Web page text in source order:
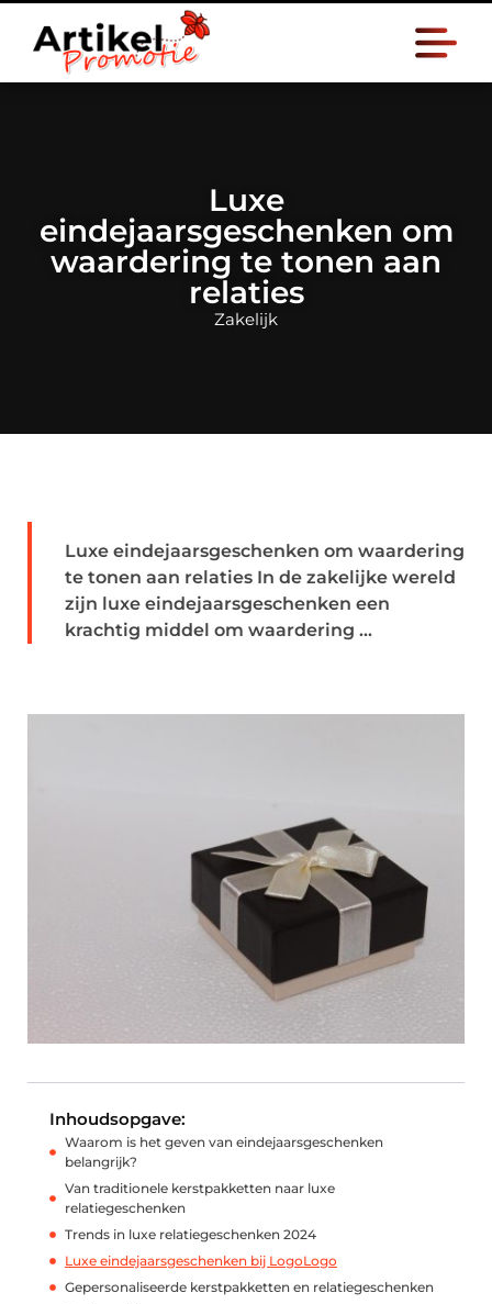
Luxe
eindejaarsgeschenken om
waardering te tonen aan
relaties
Zakelijk
Luxe eindejaarsgeschenken om waardering
te tonen aan relaties In de zakelijke wereld
zijn luxe eindejaarsgeschenken een
krachtig middel om waardering ...
Inhoudsopgave:
Waarom is het geven van eindejaarsgeschenken
belangrijk?
Van traditionele kerstpakketten naar luxe
relatiegeschenken
Trends in luxe relatiegeschenken 2024
Luxe eindejaarsgeschenken bij LogoLogo
Gepersonaliseerde kerstpakketten en relatiegeschenken